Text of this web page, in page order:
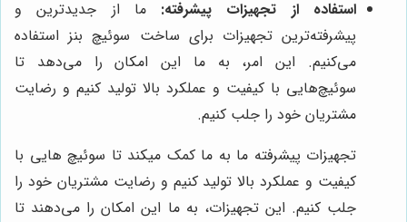
استفاده از تجهیزات پیشرفته: ما از جدیدترین و
پیشرفته‌ترین تجهیزات برای ساخت سوئیچ بنز استفاده
می‌کنیم. این امر، به ما این امکان را می‌دهد تا
سوئیچ‌هایی با کیفیت و عملکرد بالا تولید کنیم و رضایت
مشتریان خود را جلب کنیم.
تجهیزات پیشرفته ما به ما کمک میکند تا سوئیچ هایی با
کیفیت و عملکرد بالا تولید کنیم و رضایت مشتریان خود را
جلب کنیم. این تجهیزات، به ما این امکان را می‌دهند تا